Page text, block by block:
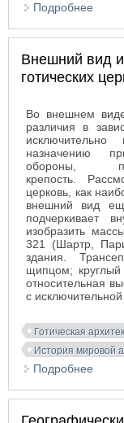
Подробнее
Внешний вид
готических
Во внешнем
различия в
назначению
обороны,
крепость.
церковь, как
внешний вид
подчеркивает
изобразить
321 (Шартр,
здания.
щипцом; круглый
относительная
с исключительной
Готическая
История мировой
Подробнее